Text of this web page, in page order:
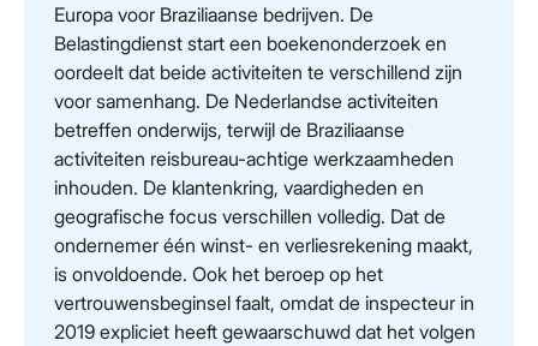
Europa voor Braziliaanse bedrijven. De
Belastingdienst start een boekenonderzoek en
oordeelt dat beide activiteiten te verschillend zijn
voor samenhang. De Nederlandse activiteiten
betreffen onderwijs, terwijl de Braziliaanse
activiteiten reisbureau-achtige werkzaamheden
inhouden. De klantenkring, vaardigheden en
geografische focus verschillen volledig. Dat de
ondernemer één winst- en verliesrekening maakt,
is onvoldoende. Ook het beroep op het
vertrouwensbeginsel faalt, omdat de inspecteur in
2019 expliciet heeft gewaarschuwd dat het volgen